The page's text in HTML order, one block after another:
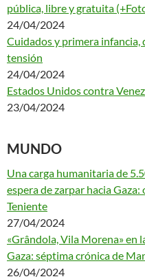
pública, libre y gratuita
24/04/2024
Cuidados y primera infancia,
tensión
24/04/2024
Estados Unidos contra
23/04/2024
MUNDO
Una carga humanitaria de
espera de zarpar hacia
Teniente
27/04/2024
«Grândola, Vila Morena» en
Gaza: séptima crónica de
26/04/2024